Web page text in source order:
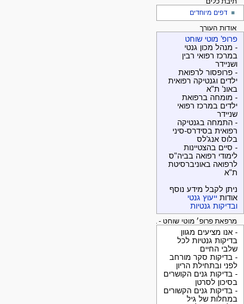
דפים מיוחדים
אודות העורך
פרופ' מוטי שוחט
- מנהל מכון גנטי
במרכז רפואי רבין
ושניידר
- פרופסור לרפואת
ילדים וגנטיקה רפואית
באונ' ת"א
- מומחה ברפואת
ילדים במרכז רפואי
שניידר
- התמחה בגנטיקה
רפואית בסידרס-סיני
בלוס אנג'לס
- סיים בהצטיינות
לימודי רפואה בביה"ס
לרפואה באוניברסיטת
ת"א
ניתן לקבל מידע נוסף
אודות ייעוץ גנטי
ובדיקות גנטיות
מרפאת פרופ׳ מוטי שוחט - בדיקות גנטיות
- אנו מציעים מגוון
בדיקות גנטיות לכל
שלבי החיים
- בדיקות סקר מורחב
לפני ובתחילת הריון
- בדיקות גנים הקושרים
בסיכון לסרטן
- בדיקות גנים הקשורים
במחלות של גיל